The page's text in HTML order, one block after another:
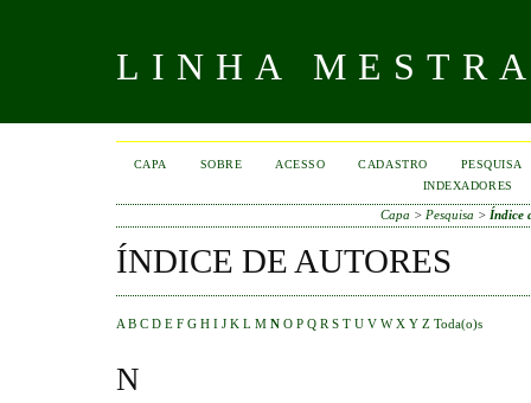
LINHA
CAPA SOBRE ACESSO CADASTRO
PESQUISA
INDEXADORES
Capa > Pesquisa > Índice
ÍNDICE DE AUTORES
A B C D E F G H I J K L M N O P Q R S T U V W X Y Z Toda(o)s
N